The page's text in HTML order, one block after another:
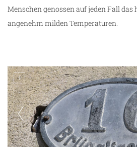
Menschen genossen auf jeden Fall
angenehm milden Temperaturen.